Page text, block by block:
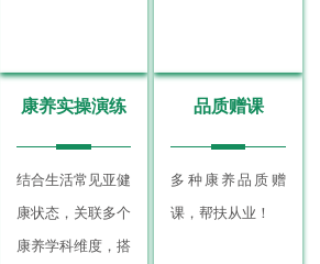
康养实操演练
结合生活常见亚健
康状态，关联多个
康养学科维度，搭
品质赠课
多种康养品质赠
课，帮扶从业！